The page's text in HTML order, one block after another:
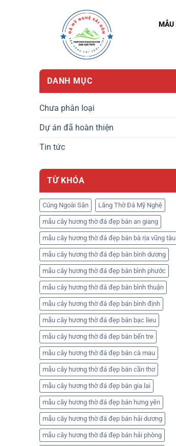
MẪU
DANH MỤC
Chưa phân loại
Dự án đã hoàn thiện
Tin tức
TỪ KHÓA
Cúng Ngoài Sân Lăng Thờ Đá Mỹ Nghệ
mẫu cây hương thờ đá đẹp bán an giang
mẫu cây hương thờ đá đẹp bán bà rịa vũng tàu
mẫu cây hương thờ đá đẹp bán bình dương
mẫu cây hương thờ đá đẹp bán bình phước
mẫu cây hương thờ đá đẹp bán bình thuận
mẫu cây hương thờ đá đẹp bán bình định
mẫu cây hương thờ đá đẹp bán bạc lieu
mẫu cây hương thờ đá đẹp bán bến tre
mẫu cây hương thờ đá đẹp bán cà mau
mẫu cây hương thờ đá đẹp bán cần thơ
mẫu cây hương thờ đá đẹp bán gia lai
mẫu cây hương thờ đá đẹp bán hưng yên
mẫu cây hương thờ đá đẹp bán hải dương
mẫu cây hương thờ đá đẹp bán hải phòng